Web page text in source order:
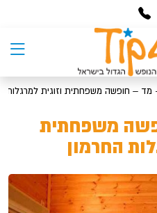
מד – חופשה משפחתית וזוגית למרגלות
משפחתית
החרמון